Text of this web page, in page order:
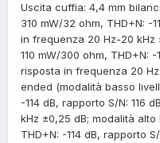
Uscita cuffia: 4,4 mm
310 mW/32 ohm, THD+N: -
in frequenza 20 Hz-20 kHz
110 mW/300 ohm, THD+N:
risposta in frequenza 20
ended (modalità basso
-114 dB, rapporto S/N: 116
kHz ±0,25 dB; modalità
THD+N: -114 dB, rapporto